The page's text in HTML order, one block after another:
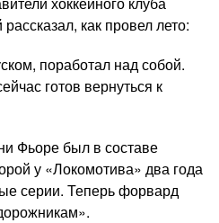
как провел лето:
поработал над собой.
готов вернуться к
Фьоре был в составе
у «Локомотива» два года
серии. Теперь форвард